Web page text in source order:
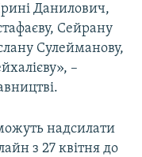
Данилович,
Сейрану
Сулейманову,
–
можуть надсилати
з 27 квітня до